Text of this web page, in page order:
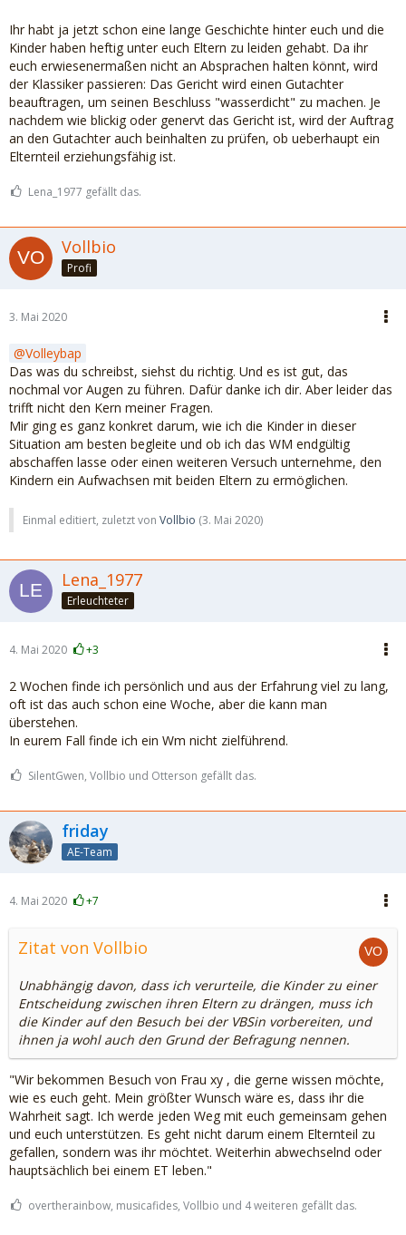
Ihr habt ja jetzt schon eine lange Geschichte hinter euch und die
Kinder haben heftig unter euch Eltern zu leiden gehabt. Da ihr
euch erwiesenermaßen nicht an Absprachen halten könnt, wird
der Klassiker passieren: Das Gericht wird einen Gutachter
beauftragen, um seinen Beschluss "wasserdicht" zu machen. Je
nachdem wie blickig oder genervt das Gericht ist, wird der Auftrag
an den Gutachter auch beinhalten zu prüfen, ob ueberhaupt ein
Elternteil erziehungsfähig ist.
Lena_1977 gefällt das.
Vollbio
Profi
3. Mai 2020
Volleybap
Das was du schreibst, siehst du richtig. Und es ist gut, das
nochmal vor Augen zu führen. Dafür danke ich dir. Aber leider das
trifft nicht den Kern meiner Fragen.
Mir ging es ganz konkret darum, wie ich die Kinder in dieser
Situation am besten begleite und ob ich das WM endgültig
abschaffen lasse oder einen weiteren Versuch unternehme, den
Kindern ein Aufwachsen mit beiden Eltern zu ermöglichen.
Einmal editiert, zuletzt von Vollbio (3. Mai 2020)
Lena_1977
Erleuchteter
4. Mai 2020 +3
2 Wochen finde ich persönlich und aus der Erfahrung viel zu lang,
oft ist das auch schon eine Woche, aber die kann man
überstehen.
In eurem Fall finde ich ein Wm nicht zielführend.
SilentGwen, Vollbio und Otterson gefällt das.
friday
AE-Team
4. Mai 2020 +7
Zitat von Vollbio
Unabhängig davon, dass ich verurteile, die Kinder zu einer
Entscheidung zwischen ihren Eltern zu drängen, muss ich
die Kinder auf den Besuch bei der VBSin vorbereiten, und
ihnen ja wohl auch den Grund der Befragung nennen.
"Wir bekommen Besuch von Frau xy , die gerne wissen möchte,
wie es euch geht. Mein größter Wunsch wäre es, dass ihr die
Wahrheit sagt. Ich werde jeden Weg mit euch gemeinsam gehen
und euch unterstützen. Es geht nicht darum einem Elternteil zu
gefallen, sondern was ihr möchtet. Weiterhin abwechselnd oder
hauptsächlich bei einem ET leben."
overtherainbow, musicafides, Vollbio und 4 weiteren gefällt das.